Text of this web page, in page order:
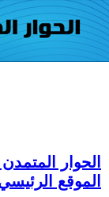
الحوار
الموقع